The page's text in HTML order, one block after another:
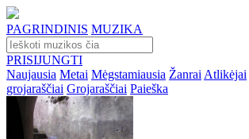
PAGRINDINIS MUZIKA
PRISIJUNGTI
Naujausia Metai Mėgstamiausia Žanrai Atlikėjai
grojaraščiai Grojaraščiai Paieška